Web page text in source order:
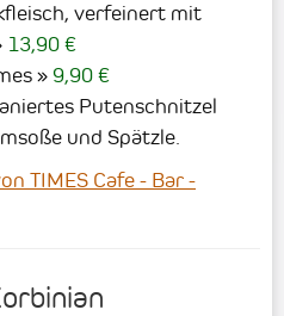
verfeinert mit
13,90 €
9,90 €
Putenschnitzel
und Spätzle.
TIMES Cafe - Bar -